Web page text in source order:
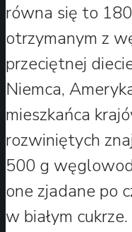
równa się to
otrzymanym z
przeciętnej
Niemca,
mieszkańca
rozwiniętych
500 g
one zjadane po
w białym cukrze.